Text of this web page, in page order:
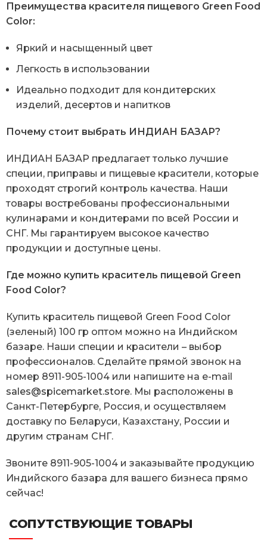
Преимущества красителя пищевого Green Food
Color:
Яркий и насыщенный цвет
Легкость в использовании
Идеально подходит для кондитерских
изделий, десертов и напитков
Почему стоит выбрать ИНДИАН БАЗАР?
ИНДИАН БАЗАР предлагает только лучшие
специи, приправы и пищевые красители, которые
проходят строгий контроль качества. Наши
товары востребованы профессиональными
кулинарами и кондитерами по всей России и
СНГ. Мы гарантируем высокое качество
продукции и доступные цены.
Где можно купить краситель пищевой Green
Food Color?
Купить краситель пищевой Green Food Color
(зеленый) 100 гр оптом можно на Индийском
базаре. Наши специи и красители – выбор
профессионалов. Сделайте прямой звонок на
номер 8911-905-1004 или напишите на e-mail
sales@spicemarket.store. Мы расположены в
Санкт-Петербурге, Россия, и осуществляем
доставку по Беларуси, Казахстану, России и
другим странам СНГ.
Звоните 8911-905-1004 и заказывайте продукцию
Индийского базара для вашего бизнеса прямо
сейчас!
СОПУТСТВУЮЩИЕ ТОВАРЫ